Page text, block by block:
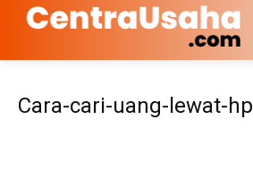
Cara-cari-uang-lewat-hp